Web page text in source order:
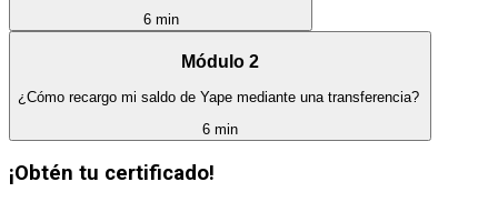
6 min
Módulo 2
¿Cómo recargo mi saldo de Yape mediante una transferencia?
6 min
¡Obtén tu certificado!